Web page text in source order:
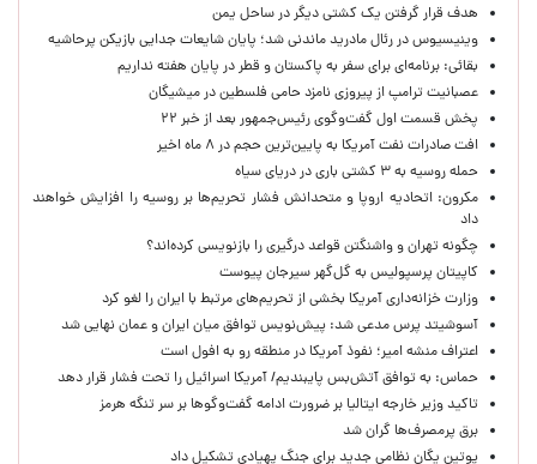
هدف قرار گرفتن یک کشتی دیگر در ساحل یمن
وینیسیوس در رئال مادرید ماندنی شد؛ پایان شایعات جدایی بازیکن پرحاشیه
بقائی: برنامه‌ای برای سفر به پاکستان و قطر در پایان هفته نداریم
عصبانیت ترامپ از پیروزی نامزد حامی فلسطین در میشیگان
پخش قسمت اول گفت‌وگوی رئیس‌جمهور بعد از خبر ۲۲
افت صادرات نفت آمریکا به پایین‌ترین حجم در ۸ ماه اخیر
حمله روسیه به ۳ کشتی باری در دریای سیاه
مکرون: اتحادیه اروپا و متحدانش فشار تحریم‌ها بر روسیه را افزایش خواهند
داد
چگونه تهران و واشنگتن قواعد درگیری را بازنویسی کرده‌اند؟
کاپیتان پرسپولیس به گل‌گهر سیرجان پیوست
وزارت خزانه‌داری آمریکا بخشی از تحریم‌های مرتبط با ایران را لغو کرد
آسوشیتد پرس مدعی شد: پیش‌نویس توافق میان ایران و عمان نهایی شد
اعتراف منشه امیر؛ نفوذ آمریکا در منطقه رو به افول است
حماس: به توافق آتش‌بس پایبندیم/ آمریکا اسرائیل را تحت فشار قرار دهد
تاکید وزیر خارجه ایتالیا بر ضرورت ادامه گفت‌وگوها بر سر تنگه هرمز
برق پرمصرف‌ها گران شد
پوتین یگان نظامی جدید برای جنگ پهپادی تشکیل داد